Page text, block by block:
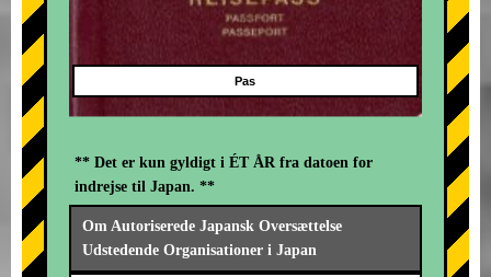
Pas
** Det er kun gyldigt i ÉT ÅR fra datoen for
indrejse til Japan. **
Om Autoriserede Japansk Oversættelse
Udstedende Organisationer i Japan